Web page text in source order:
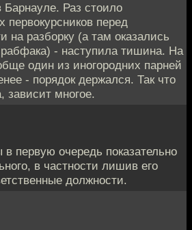
Барнауле. Раз стоило
первокурсников перед
на разборку (а там оказались
- наступила тишина. На
один из иногородних парней
- порядок держался. Так что
зависит многое.
первую очередь показательно
в частности лишив его
должности.